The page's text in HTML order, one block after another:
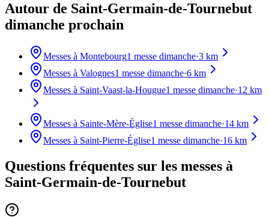
Autour de Saint-Germain-de-Tournebut
dimanche prochain
Messes à Montebourg1 messe dimanche·3 km
Messes à Valognes1 messe dimanche·6 km
Messes à Saint-Vaast-la-Hougue1 messe dimanche·12 km
Messes à Sainte-Mère-Église1 messe dimanche·14 km
Messes à Saint-Pierre-Église1 messe dimanche·16 km
Questions fréquentes sur les messes à
Saint-Germain-de-Tournebut